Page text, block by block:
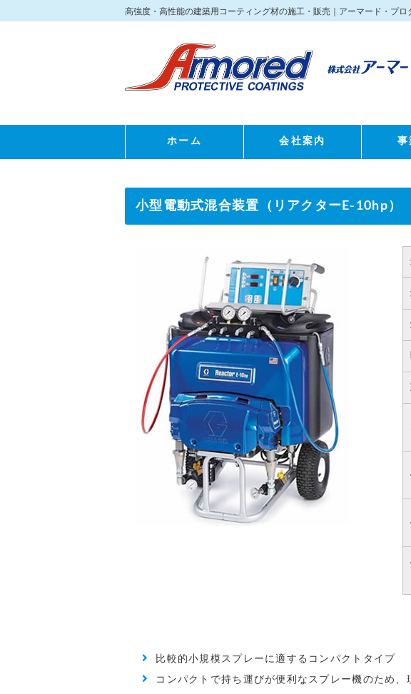
高強度・高性能の建築用コーティング材の施工・販売｜アーマード・プ
ホーム 会社案内 事
小型電動式混合装置（リアクターE-10hp）
比較的小規模スプレーに適するコンパクトタイプ
コンパクトで持ち運びが便利なスプレー機のため